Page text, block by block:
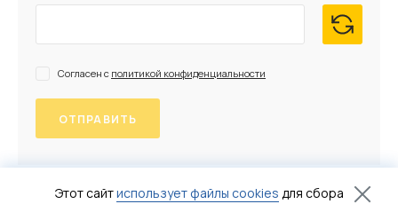
Согласен с политикой конфиденциальности
Этот сайтиспользует файлы cookies для сбора